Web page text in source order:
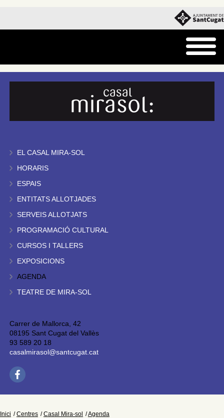
EL CASAL MIRA-SOL
HORARIS
ESPAIS
ENTITATS ALLOTJADES
SERVEIS ALLOTJATS
PROGRAMACIÓ CULTURAL
CURSOS I TALLERS
EXPOSICIONS
AGENDA
TEATRE DE MIRA-SOL
Carrer de Mallorca, 42
08195 Sant Cugat del Vallès
93 589 20 18
casalmirasol@santcugat.cat
Inici Centres Casal Mira-sol Agenda